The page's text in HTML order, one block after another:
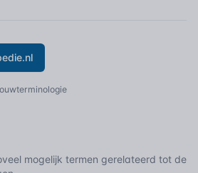
mogelijk termen gerelateerd tot de